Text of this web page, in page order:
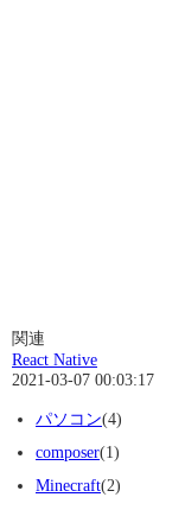
関連
React Native
2021-03-07 00:03:17
パソコン(4)
composer(1)
Minecraft(2)